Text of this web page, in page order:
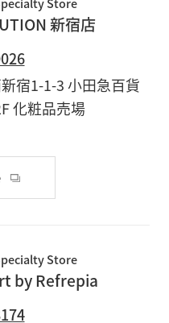
新宿店
宿1-1-3 小田急百貨
化粧品売場
Store
by Refrepia